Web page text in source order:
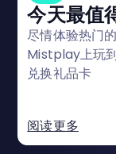
今天最值
尽情体验热门
Mistplay上玩
兑换礼品卡
阅读更多